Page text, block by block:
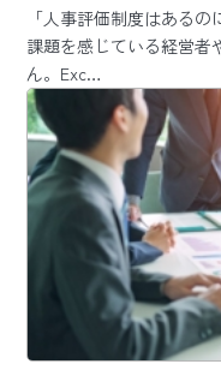
「人事評価制度はある
課題を感じている経営者
ん。Exc…